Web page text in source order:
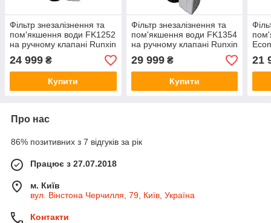
Фільтр знезалізнення та
пом'якшення води FK1252
на ручному клапані Runxin
F64A
24 999 ₴
Купити
Фільтр знезалізнення та
пом'якшення води FK1354
на ручному клапані Runxin
F64A
29 999₴
Купити
21
Про нас
86% позитивних з 7 відгуків за рік
Працює з 27.07.2018
м. Київ
вул. Вінстона Черчилля, 79, Київ, Україна
Контакти